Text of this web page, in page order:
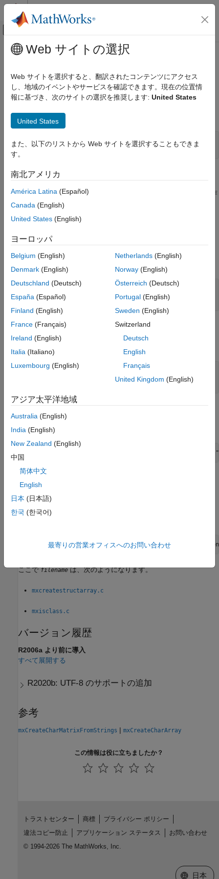
コンテンツへスキップ
オフキャンバス ナビゲーション メ
ドキュメンテーションのホーム
外部言語インターフェイス
MATLAB での C
mxCreateString (C)
C 構文
入力引数
バージョン履歴
参考
メインコンテンツ
mxCreateString (C)
指定された文字列に初期化された 1 次元配列
C 構文
#include "matrix.h"
mxArray *mxCreateString(const char *str);
説明
mxCreateStringを使用して、
を作
成します。
の使用が終わったら、
入力引数
str— 文字列
const char *
出力引数
pm—mxArray へのポインター
例を開くには、次のように入力します。
revord.c
edit([fullfile(matlabroot,"extern","examples"
ここでfilenameは、次のようになります。
mxcreatestructarray.c
mxisclass.c
バージョン履歴
R2006a より前に導入
すべて展開する
R2020b: UTF-8 のサポートの追加
参考
mxCreateCharMatrixFromStrings | mxCreateCharArray
この情報は役に立ちましたか？
Web サイトの選択
Web サイトを選択すると、翻訳されたコンテンツにアクセス
し、地域のイベントやサービスを確認できます。現在の位置情
報に基づき、次のサイトの選択を推奨します: United States
United States
また、以下のリストから Web サイトを選択することもできま
す。
南北アメリカ
América Latina (Español)
Canada (English)
United States (English)
ヨーロッパ
Belgium (English)
Denmark (English)
Deutschland (Deutsch)
España (Español)
Finland (English)
France (Français)
Ireland (English)
Italia (Italiano)
Luxembourg (English)
Netherlands(English)
Norway(English)
Österreich (Deutsch)
Portugal(English)
Sweden (English)
Switzerland
Deutsch
English
Français
United Kingdom (English)
アジア太平洋地域
Australia (English)
India (English)
New Zealand (English)
中国
简体中文
English
日本 (日本語)
한국 (한국어)
最寄りの営業オフィスへのお問い合わせ
トラストセンター 商標
プライバシー ポリシー
違法コピー防止
アプリケーション ステータス
お問い合わせ
© 1994-2026 The MathWorks, Inc.
Web サイ
日本